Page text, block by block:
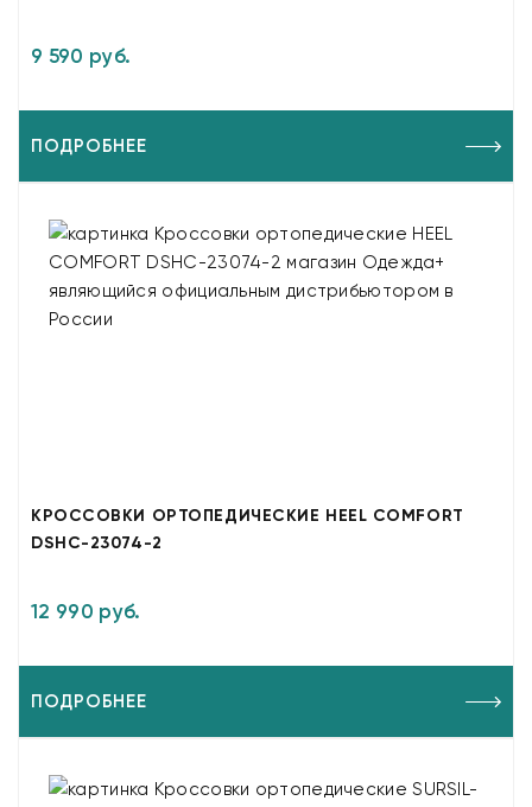
9 590 руб.
ПОДРОБНЕЕ
КРОССОВКИ ОРТОПЕДИЧЕСКИЕ HEEL COMFORT
DSHC-23074-2
12 990 руб.
ПОДРОБНЕЕ